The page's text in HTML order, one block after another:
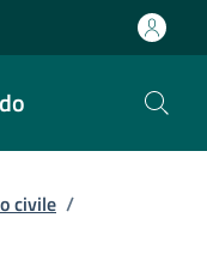
civile /